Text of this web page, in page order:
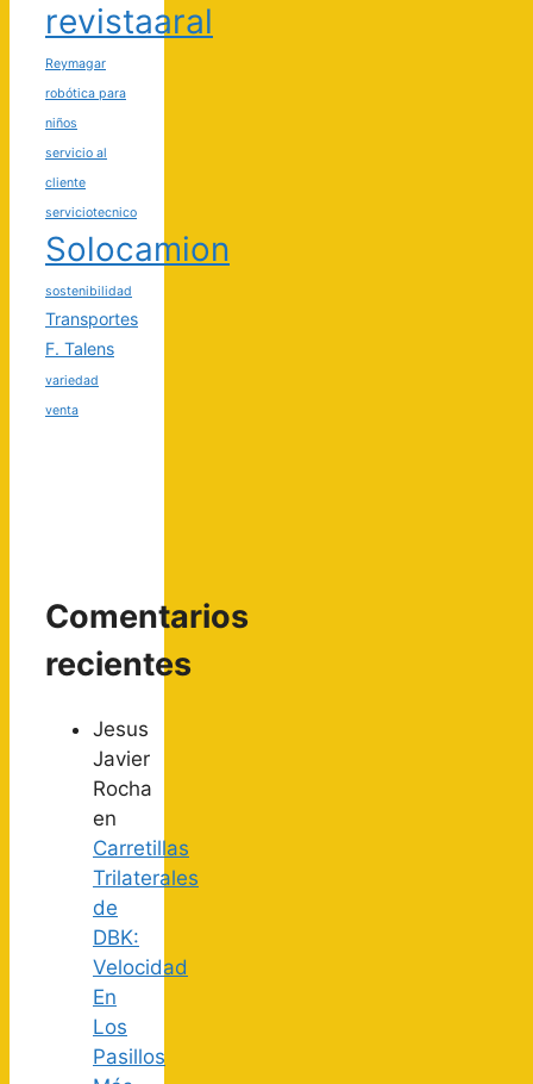
revistaaral
Reymagar
robótica para
niños
servicio al
cliente
serviciotecnico
Solocamion
sostenibilidad
Transportes
F. Talens
variedad
venta
Comentarios
recientes
Jesus
Javier
Rocha
en
Carretillas
Trilaterales
de
DBK:
Velocidad
En
Los
Pasillos